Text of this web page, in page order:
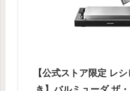
【公式ストア限定 レ